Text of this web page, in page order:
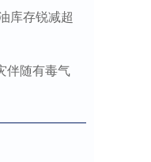
库存锐减超
伴随有毒气